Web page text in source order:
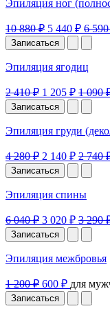
Эпиляция ног
10 880 ₽ 5 440 ₽ 6
Записаться
Эпиляция ягодиц
2 410 ₽ 1 205 ₽ 1 090
Записаться
Эпиляция груди
4 280 ₽ 2 140 ₽ 2 740
Записаться
Эпиляция спины
6 040 ₽ 3 020 ₽ 3 290
Записаться
Эпиляция межбровья
1 200 ₽ 600 ₽ для
Записаться